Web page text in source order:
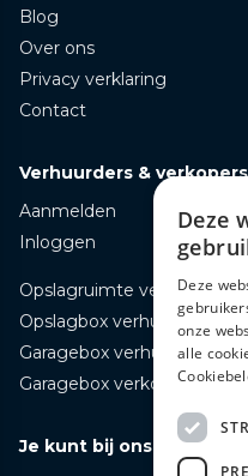
Blog
Over ons
Privacy verklaring
Contact
Verhuurders & verkopers
Aanmelden
Inloggen
Opslagruimte verhuren
Opslagbox verhuren
Garagebox verhuren
Garagebox verkopen
Je kunt bij ons terecht
Deze
Deze
onze
alle